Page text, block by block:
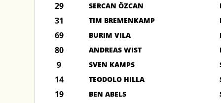
29 SERCAN ÖZCAN
31 TIM BREMENKAMP
69 BURIM VILA
80 ANDREAS WIST
9 SVEN KAMPS
14 TEODOLO HILLA
19 BEN ABELS